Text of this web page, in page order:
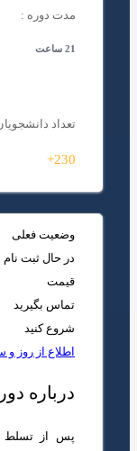
مدت دوره :
21 ساعت
تعداد
230+
وضعیت فعلی
در حال ثبت نام
قیمت
تماس بگیرید
شروع کنید
اطلاع از روز
درباره
پس از تسلط